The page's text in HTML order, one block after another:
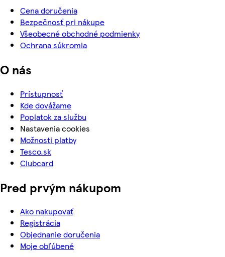
Cena doručenia
Bezpečnosť pri nákupe
Všeobecné obchodné podmienky
Ochrana súkromia
O nás
Prístupnosť
Kde dovážame
Poplatok za službu
Nastavenia cookies
Možnosti platby
Tesco.sk
Clubcard
Pred prvým nákupom
Ako nakupovať
Registrácia
Objednanie doručenia
Moje obľúbené